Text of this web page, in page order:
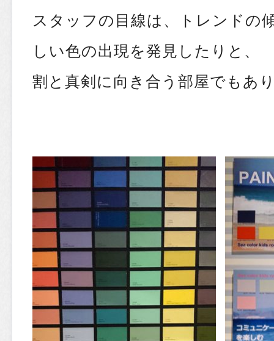
スタッフの目線は、トレンドの
しい色の出現を発見したりと、
割と真剣に向き合う部屋でもあ